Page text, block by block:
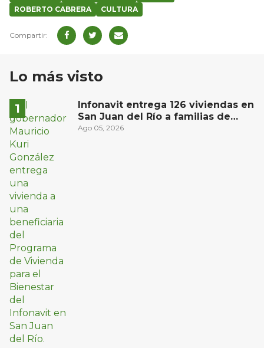
ROBERTO CABRERA
CULTURA
Lo más visto
Infonavit entrega 126 viviendas en
San Juan del Río a familias de
bajos ingresos
Ago 05, 2026